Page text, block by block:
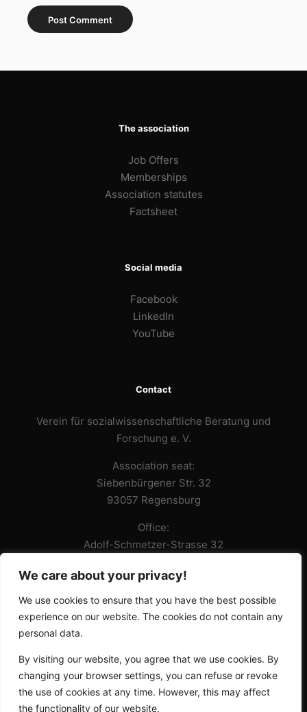
We care about your privacy!
We use cookies to ensure that you have the best possible
experience on our website. The cookies do not contain any
personal data.
By visiting our website, you agree that we use cookies. By
changing your browser settings, you can refuse or revoke
the use of cookies at any time. However, this may affect
the functionality of our website.
The association
Job Offers
Memberships
Association statutes
Factsheet
Social media
Facebook
LinkedIn
YouTube
Contact
Verein für sozialwissenschaftliche Beratung und
Forschung e. V.
Association seat:
Siebenbürgener Str. 32
93057 Regensburg
Office:
Adolf-Schmetzer-Strasse 32
Drive
Email: team@sowibefo-regensburg.de
Phone: 0049 941 46562680
Impressum
No Result Website Carbon